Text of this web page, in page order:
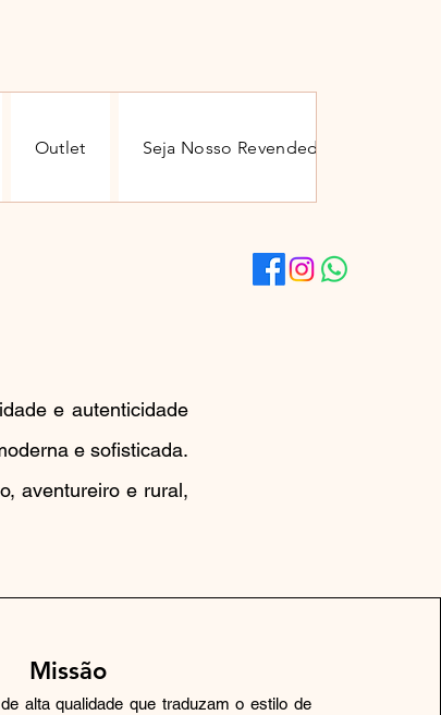
Outlet Seja Nosso Revendedor
e autenticidade
e sofisticada.
aventureiro e rural,
Missão
alta qualidade que traduzam o estilo de